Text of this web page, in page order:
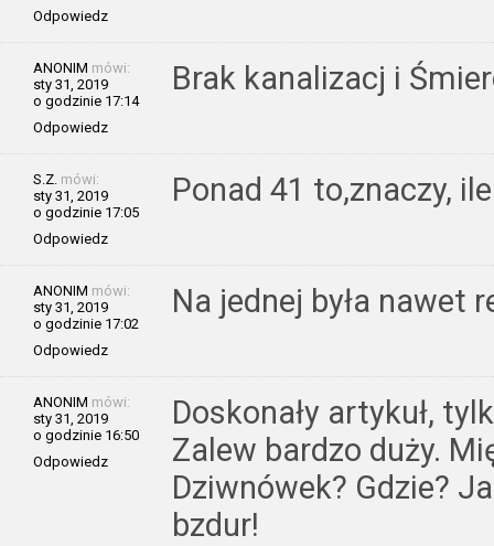
Odpowiedz
ANONIM mówi:
sty 31, 2019
o godzinie 17:14
Odpowiedz
Brak kanalizacj i
S.Z. mówi:
sty 31, 2019
o godzinie 17:05
Odpowiedz
Ponad 41 to,znaczy,
ANONIM mówi:
sty 31, 2019
o godzinie 17:02
Odpowiedz
Na jednej była nawet
ANONIM mówi:
sty 31, 2019
o godzinie 16:50
Odpowiedz
Doskonały artykuł,
Zalew bardzo duży.
Dziwnówek? Gdzie?
bzdur!